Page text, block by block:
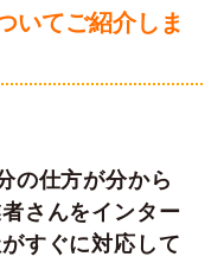
いてご紹介しま
の仕方が分から
さんをインター
すぐに対応して